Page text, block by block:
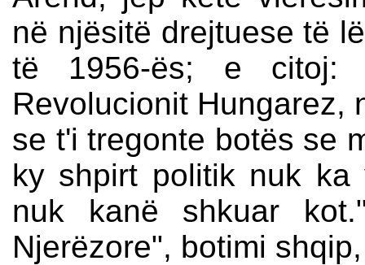
në njësitë drejtuese të
të 1956-ës; e citoj:
Revolucionit Hungarez,
se t'i tregonte botës se
ky shpirt politik nuk ka
nuk kanë shkuar
Njerëzore", botimi